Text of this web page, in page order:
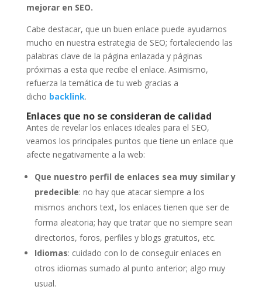
mejorar en SEO.
Cabe destacar, que un buen enlace puede ayudarnos
mucho en nuestra estrategia de SEO; fortaleciendo las
palabras clave de la página enlazada y páginas
próximas a esta que recibe el enlace. Asimismo,
refuerza la temática de tu web gracias a
dicho backlink.
Enlaces que no se consideran de calidad
Antes de revelar los enlaces ideales para el SEO,
veamos los principales puntos que tiene un enlace que
afecte negativamente a la web:
Que nuestro perfil de enlaces sea muy similar y
predecible: no hay que atacar siempre a los
mismos anchors text, los enlaces tienen que ser de
forma aleatoria; hay que tratar que no siempre sean
directorios, foros, perfiles y blogs gratuitos, etc.
Idiomas: cuidado con lo de conseguir enlaces en
otros idiomas sumado al punto anterior; algo muy
usual.